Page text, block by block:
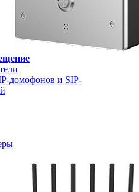
домофонов и SIP-